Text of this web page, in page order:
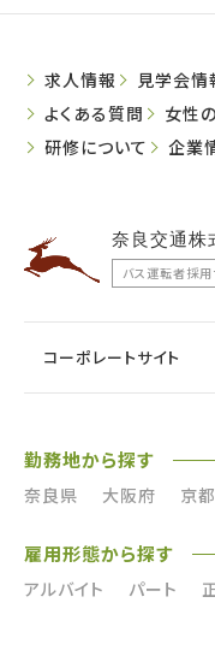
奈良交通株
バス運転者採用
コーポレートサイト
勤務地から探す
奈良県 大阪府 京
雇用形態から探す
アルバイト パート
求人情報 見学会情
よくある質問
女性
研修について
企業